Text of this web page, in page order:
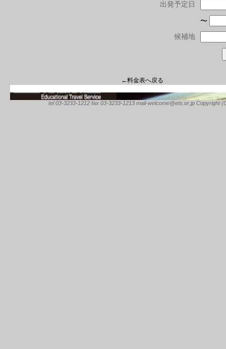
出発予定日
〜
候補地
←料金表へ戻る
tel 03-3233-1212 fax 03-3233-1213 mail-welcome@ets.or.jp Copyright